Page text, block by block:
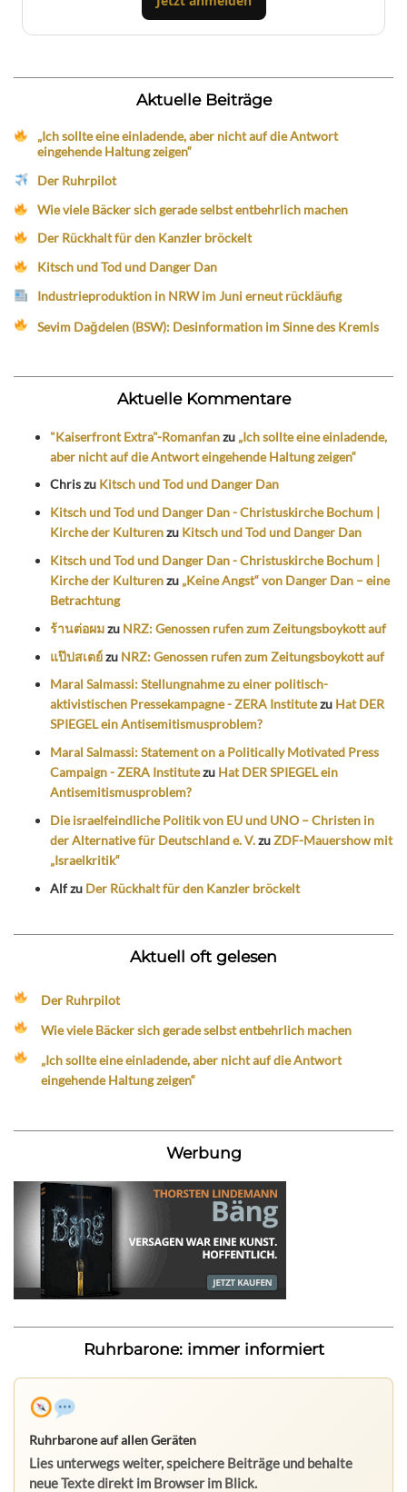
Aktuelle Beiträge
„Ich sollte eine einladende, aber nicht auf die Antwort
eingehende Haltung zeigen“
Der Ruhrpilot
Wie viele Bäcker sich gerade selbst entbehrlich machen
Der Rückhalt für den Kanzler bröckelt
Kitsch und Tod und Danger Dan
Industrieproduktion in NRW im Juni erneut rückläufig
Sevim Dağdelen (BSW): Desinformation im Sinne des Kremls
Aktuelle Kommentare
"Kaiserfront Extra"-Romanfanzu „Ich sollte eine einladende,
aber nicht auf die Antwort eingehende Haltung zeigen“
Chriszu Kitsch und Tod und Danger Dan
Kitsch und Tod und Danger Dan - Christuskirche Bochum |
Kirche der Kulturenzu Kitsch und Tod und Danger Dan
Kitsch und Tod und Danger Dan - Christuskirche Bochum |
Kirche der Kulturenzu „Keine Angst“ von Danger Dan – eine
Betrachtung
ร้านต่อผมzu NRZ: Genossen rufen zum Zeitungsboykott auf
แป๊ปสเตย์zu NRZ: Genossen rufen zum Zeitungsboykott auf
Maral Salmassi: Stellungnahme zu einer politisch-
aktivistischen Pressekampagne - ZERA Institutezu Hat DER
SPIEGEL ein Antisemitismusproblem?
Maral Salmassi: Statement on a Politically Motivated Press
Campaign - ZERA Institutezu Hat DER SPIEGEL ein
Antisemitismusproblem?
Die israelfeindliche Politik von EU und UNO – Christen in
der Alternative für Deutschland e. V.zuZDF-Mauershow mit
„Israelkritik“
Alfzu Der Rückhalt für den Kanzler bröckelt
Aktuell oft gelesen
Der Ruhrpilot
Wie viele Bäcker sich gerade selbst entbehrlich machen
„Ich sollte eine einladende, aber nicht auf die Antwort
eingehende Haltung zeigen“
Werbung
Ruhrbarone: immer informiert
Ruhrbarone auf allen Geräten
Lies unterwegs weiter, speichere Beiträge und behalte
neue Texte direkt im Browser im Blick.